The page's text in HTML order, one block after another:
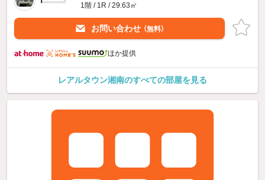
1階 / 1R / 29.63㎡
お問い合わせ （無料）
ほか提供
レアルタウン湘南のすべての部屋を見る